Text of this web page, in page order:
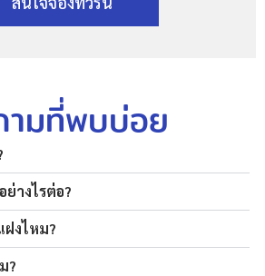
ามที่พบบ่อย
ย่างไรต่อ?
งไหม?
?